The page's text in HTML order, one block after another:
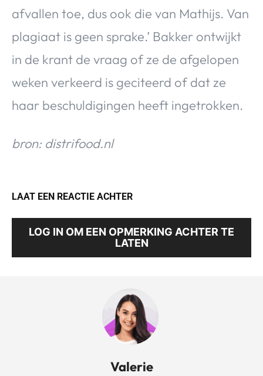
afvallen toe, dus ook die van Mathijs. Van
plagiaat is geen sprake.’ Bakker ontwijkt
in de krant de vraag of ze de afgelopen
weken verkeerd is geciteerd of dat ze
haar beschuldigingen heeft ingetrokken.
bron: distrifood.nl
LAAT EEN REACTIE ACHTER
LOG IN OM EEN OPMERKING ACHTER TE
LATEN
Valerie